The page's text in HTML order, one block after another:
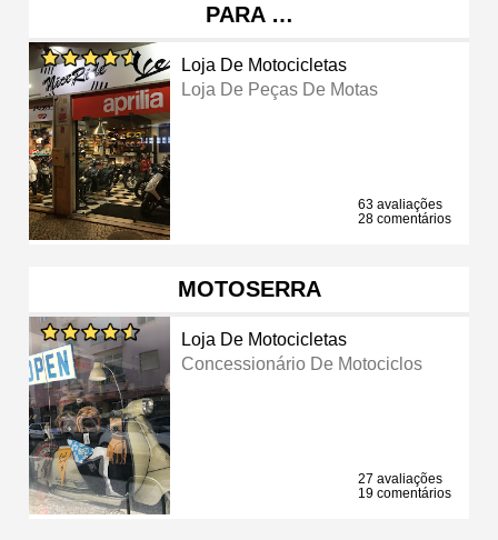
PARA …
Loja De Motocicletas
Loja De Peças De Motas
63 avaliações
28 comentários
MOTOSERRA
Loja De Motocicletas
Concessionário De Motociclos
27 avaliações
19 comentários